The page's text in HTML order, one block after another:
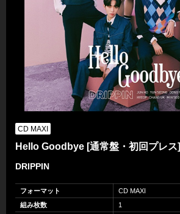
CD MAXI
Hello Goodbye [通常盤・初回プレス]
DRIPPIN
フォーマット
CD MAXI
組み枚数
1